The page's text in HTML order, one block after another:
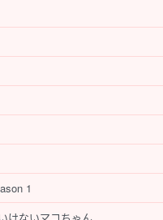
1
けないマコちゃん